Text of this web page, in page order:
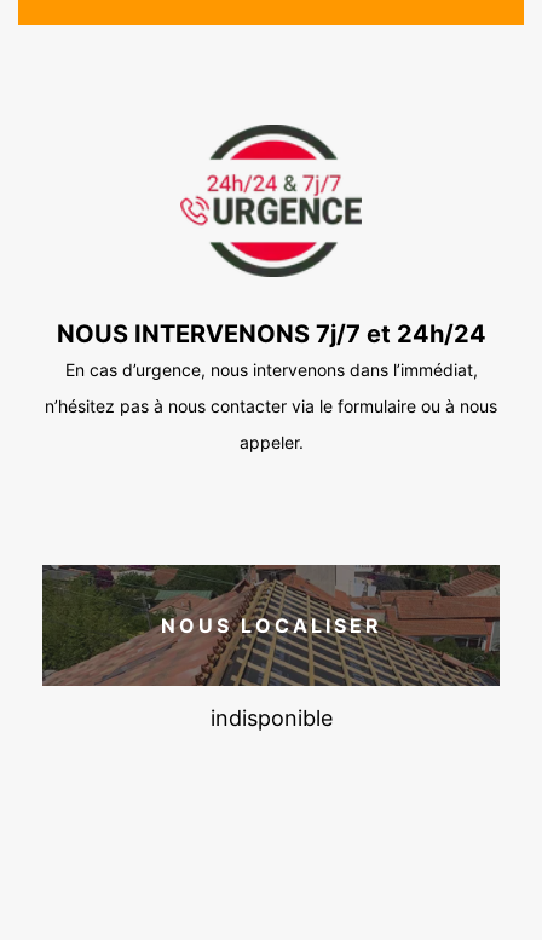
NOUS INTERVENONS 7j/7 et 24h/24
En cas d’urgence, nous intervenons dans l’immédiat,
n’hésitez pas à nous contacter via le formulaire ou à nous
appeler.
NOUS LOCALISER
indisponible